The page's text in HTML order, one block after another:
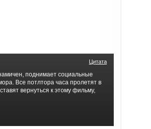
Цитата
поднимает социальные
Все потлтора часа пролетят в
вернуться к этому фильму,